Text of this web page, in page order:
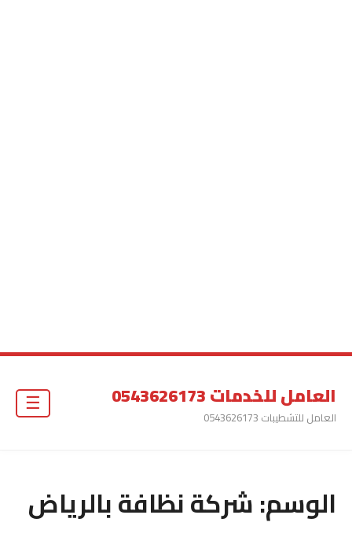
العامل للخدمات 0543626173
العامل للتشطيبات 0543626173
الوسم:شركة نظافة بالرياض